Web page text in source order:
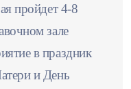
пройдет 4-8
зале
в праздник
и День